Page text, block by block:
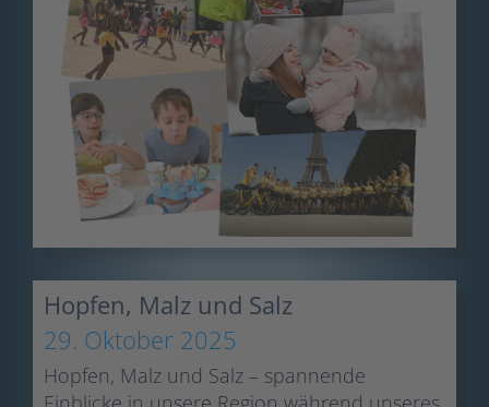
Hopfen, Malz und Salz
29. Oktober 2025
Hopfen, Malz und Salz – spannende